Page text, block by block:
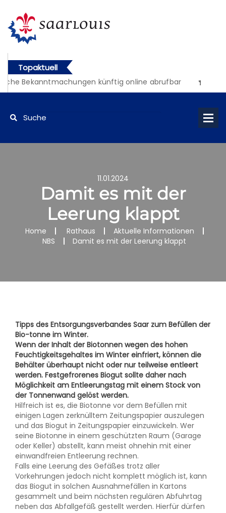
Topaktuell
Bekanntmachungen künftig online abrufbar
11.01.2024
Damit es mit der
Leerung klappt
Home Rathaus
Aktuelle Informationen
NBS
Damit es mit der Leerung klappt
Tipps des Entsorgungsverbandes Saar zum Befüllen der
Bio-tonne im Winter.
Wenn der Inhalt der Biotonnen wegen des hohen
Feuchtigkeitsgehaltes im Winter einfriert, können die
Behälter überhaupt nicht oder nur teilweise entleert
werden. Festgefrorenes Biogut sollte daher nach
Möglichkeit am Entleerungstag mit einem Stock von
der Tonnenwand gelöst werden.
Hilfreich ist es, die Biotonne vor dem Befüllen mit
einigen Lagen zerknülltem Zeitungspapier auszulegen
und das Biogut in Zeitungspapier einzuwickeln. Wer
seine Biotonne in einem geschützten Raum (Garage
oder Keller) abstellt, kann meist ohnehin mit einer
einwandfreien Entleerung rechnen.
Falls eine Leerung des Gefäßes trotz aller
Vorkehrungen jedoch nicht komplett möglich ist, kann
das Biogut in solchen Ausnahmefällen in Kartons
gesammelt und beim nächsten regulären Abfuhrtag
neben das Abfallgefäß gestellt werden. Hierfür dürfen